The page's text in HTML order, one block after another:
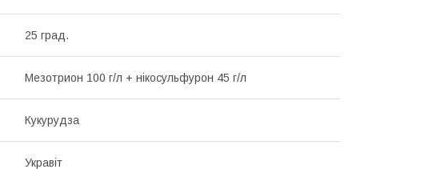
25 град.
Мезотрион 100 г/л + нікосульфурон 45 г/л
Кукурудза
Укравіт